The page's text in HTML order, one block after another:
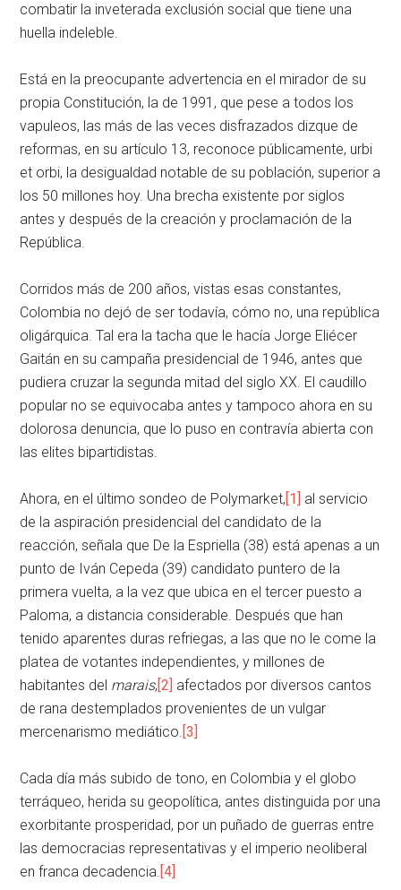
combatir la inveterada exclusión social que tiene una
huella indeleble.
Está en la preocupante advertencia en el mirador de su
propia Constitución, la de 1991, que pese a todos los
vapuleos, las más de las veces disfrazados dizque de
reformas, en su artículo 13, reconoce públicamente, urbi
et orbi, la desigualdad notable de su población, superior a
los 50 millones hoy. Una brecha existente por siglos
antes y después de la creación y proclamación de la
República.
Corridos más de 200 años, vistas esas constantes,
Colombia no dejó de ser todavía, cómo no, una república
oligárquica. Tal era la tacha que le hacía Jorge Eliécer
Gaitán en su campaña presidencial de 1946, antes que
pudiera cruzar la segunda mitad del siglo XX. El caudillo
popular no se equivocaba antes y tampoco ahora en su
dolorosa denuncia, que lo puso en contravía abierta con
las elites bipartidistas.
Ahora, en el último sondeo de Polymarket,[1] al servicio
de la aspiración presidencial del candidato de la
reacción, señala que De la Espriella (38) está apenas a un
punto de Iván Cepeda (39) candidato puntero de la
primera vuelta, a la vez que ubica en el tercer puesto a
Paloma, a distancia considerable. Después que han
tenido aparentes duras refriegas, a las que no le come la
platea de votantes independientes, y millones de
habitantes del marais,[2] afectados por diversos cantos
de rana destemplados provenientes de un vulgar
mercenarismo mediático.[3]
Cada día más subido de tono, en Colombia y el globo
terráqueo, herida su geopolítica, antes distinguida por una
exorbitante prosperidad, por un puñado de guerras entre
las democracias representativas y el imperio neoliberal
en franca decadencia.[4]